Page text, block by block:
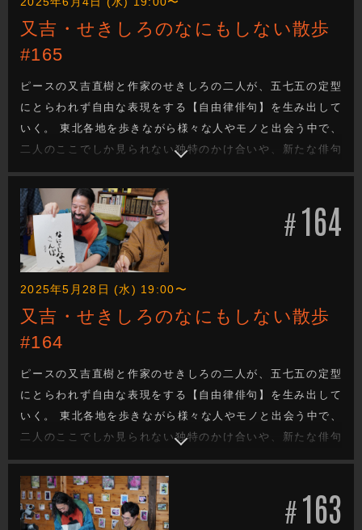
又吉・せきしろのなにもしない散歩
#165
ピースの又吉直樹と作家のせきしろの二人が、五七五の定型
にとらわれず自由な表現をする【自由律俳句】を生み出して
いく。 東北各地を歩きながら様々な人やモノと出会う中で、
二人のここでしか見られない独特のかけ合いや、新たな俳句
を生み出す姿は必見です。 今回は岩手県滝沢市をブラリ旅。
果たしてどんな自由律俳句が生まれるのか！？ みちのくプロ
レス、さかえや盛岡本店、ほか。
#164
2025年5月28日 (水) 19:00〜
又吉・せきしろのなにもしない散歩
#164
ピースの又吉直樹と作家のせきしろの二人が、五七五の定型
にとらわれず自由な表現をする【自由律俳句】を生み出して
いく。 東北各地を歩きながら様々な人やモノと出会う中で、
二人のここでしか見られない独特のかけ合いや、新たな俳句
を生み出す姿は必見です。 今回は宮城県村田町をブラリ旅。
果たしてどんな自由律俳句が生まれるのか！？ 熊野堂書道教
室、大衆演舞場 燃虎座、ほか。
#163